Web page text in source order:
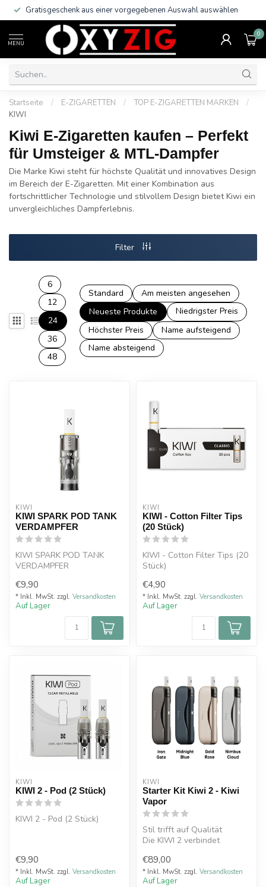
Gratisgeschenk aus einer vorgegebenen Auswahl auswählen
MENU
0
Startseite / E-ZIGARETTEN / TOP E-ZIGARETTEN MARKEN
/
KIWI
Kiwi E-Zigaretten kaufen – Perfekt
für Umsteiger & MTL-Dampfer
Die Marke Kiwi steht für höchste Qualität und innovatives Design
im Bereich der E-Zigaretten. Mit einer Kombination aus
fortschrittlicher Technologie und stilvollem Design bietet Kiwi ein
unvergleichliches Dampferlebnis.
Filter
6
12
24
36
48
Standard
Am meisten angesehen
Neueste Produkte
Niedrigster Preis
Höchster Preis
Name aufsteigend
Name absteigend
KIWI
KIWI SPARK POD TANK
VERDAMPFER
KIWI SPARK POD TANK
VERDAMPFER
€9,90
* Inkl. MwSt. zzgl. Versandkosten
Auf Lager
KIWI
KIWI - Cotton Filter Tips
(20 Stück)
KIWI - Cotton Filter Tips (20
Stück)
€4,90
* Inkl. MwSt. zzgl. Versandkosten
Auf Lager
KIWI
KIWI 2 - Pod (2 Stück)
KIWI 2 - Pod (2 Stück)
€9,90
* Inkl. MwSt. zzgl. Versandkosten
Auf Lager
KIWI
Starter Kit Kiwi 2 - Kiwi
Vapor
Stil trifft auf Qualität
Die KIWI 2 verbindet
einer...
€89,00
* Inkl. MwSt. zzgl. Versandkosten
Auf Lager